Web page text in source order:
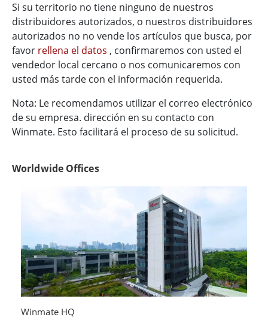
Si su territorio no tiene ninguno de nuestros
distribuidores autorizados, o nuestros distribuidores
autorizados no no vende los artículos que busca, por
favor rellena el datos , confirmaremos con usted el
vendedor local cercano o nos comunicaremos con
usted más tarde con el información requerida.
Nota: Le recomendamos utilizar el correo electrónico
de su empresa. dirección en su contacto con
Winmate. Esto facilitará el proceso de su solicitud.
Worldwide Offices
Winmate HQ